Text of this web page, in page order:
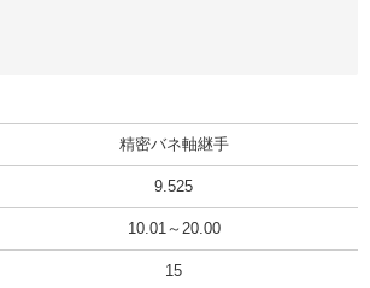
精密バネ軸継手
9.525
10.01～20.00
15